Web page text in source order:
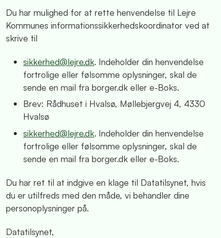
Du har mulighed for at rette henvendelse til Lejre
Kommunes informationssikkerhedskoordinator ved at
skrive til
sikkerhed@lejre.dk. Indeholder din henvendelse
fortrolige eller følsomme oplysninger, skal de
sende en mail fra borger.dk eller e-Boks.
Brev: Rådhuset i Hvalsø, Møllebjergvej 4, 4330
Hvalsø
sikkerhed@lejre.dk. Indeholder din henvendelse
fortrolige eller følsomme oplysninger, skal de
sende en mail fra borger.dk eller e-Boks.
Du har ret til at indgive en klage til Datatilsynet, hvis
du er utilfreds med den måde, vi behandler dine
personoplysninger på.
Datatilsynet,